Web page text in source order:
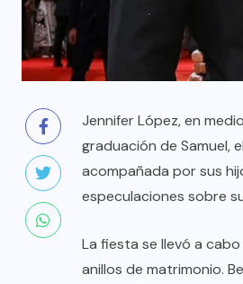
Jennifer López, en
graduación de Samuel,
acompañada por sus
especulaciones sobre
La fiesta se llevó a
anillos de matrimonio.